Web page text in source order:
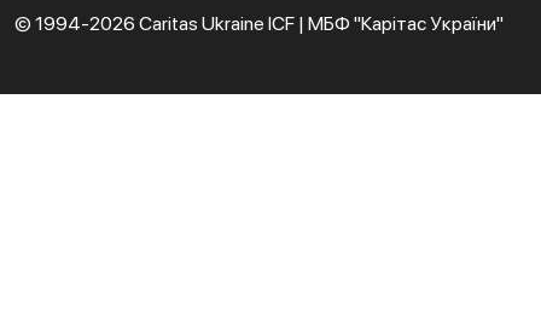
© 1994-2026 Caritas Ukraine ICF | МБФ "Карітас України"